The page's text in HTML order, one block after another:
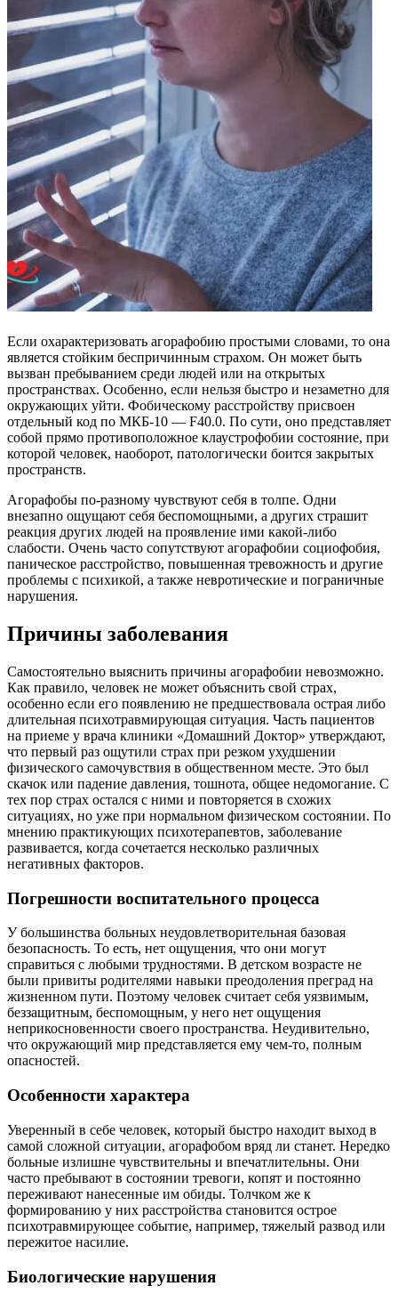
Если охарактеризовать агорафобию простыми словами, то она
является стойким беспричинным страхом. Он может быть
вызван пребыванием среди людей или на открытых
пространствах. Особенно, если нельзя быстро и незаметно для
окружающих уйти. Фобическому расстройству присвоен
отдельный код по МКБ-10 — F40.0. По сути, оно представляет
собой прямо противоположное клаустрофобии состояние, при
которой человек, наоборот, патологически боится закрытых
пространств.
Агорафобы по-разному чувствуют себя в толпе. Одни
внезапно ощущают себя беспомощными, а других страшит
реакция других людей на проявление ими какой-либо
слабости. Очень часто сопутствуют агорафобии социофобия,
паническое расстройство, повышенная тревожность и другие
проблемы с психикой, а также невротические и пограничные
нарушения.
Причины заболевания
Самостоятельно выяснить причины агорафобии невозможно.
Как правило, человек не может объяснить свой страх,
особенно если его появлению не предшествовала острая либо
длительная психотравмирующая ситуация. Часть пациентов
на приеме у врача клиники «Домашний Доктор» утверждают,
что первый раз ощутили страх при резком ухудшении
физического самочувствия в общественном месте. Это был
скачок или падение давления, тошнота, общее недомогание. С
тех пор страх остался с ними и повторяется в схожих
ситуациях, но уже при нормальном физическом состоянии. По
мнению практикующих психотерапевтов, заболевание
развивается, когда сочетается несколько различных
негативных факторов.
Погрешности воспитательного процесса
У большинства больных неудовлетворительная базовая
безопасность. То есть, нет ощущения, что они могут
справиться с любыми трудностями. В детском возрасте не
были привиты родителями навыки преодоления преград на
жизненном пути. Поэтому человек считает себя уязвимым,
беззащитным, беспомощным, у него нет ощущения
неприкосновенности своего пространства. Неудивительно,
что окружающий мир представляется ему чем-то, полным
опасностей.
Особенности характера
Уверенный в себе человек, который быстро находит выход в
самой сложной ситуации, агорафобом вряд ли станет. Нередко
больные излишне чувствительны и впечатлительны. Они
часто пребывают в состоянии тревоги, копят и постоянно
переживают нанесенные им обиды. Толчком же к
формированию у них расстройства становится острое
психотравмирующее событие, например, тяжелый развод или
пережитое насилие.
Биологические нарушения